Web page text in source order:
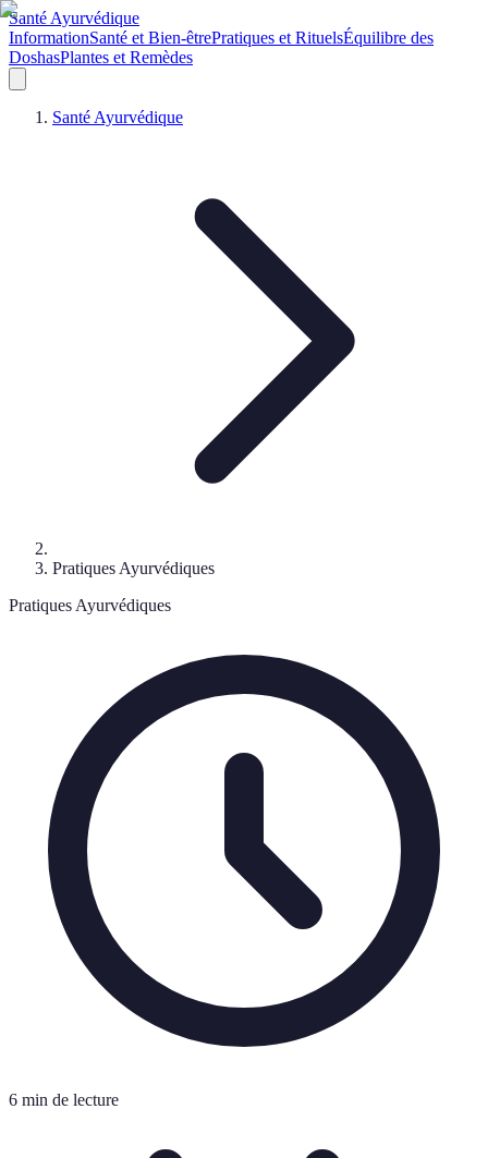
Santé Ayurvédique
InformationSanté et Bien-êtrePratiques et RituelsÉquilibre des
DoshasPlantes et Remèdes
Santé Ayurvédique
Pratiques Ayurvédiques
Pratiques Ayurvédiques
6 min de lecture